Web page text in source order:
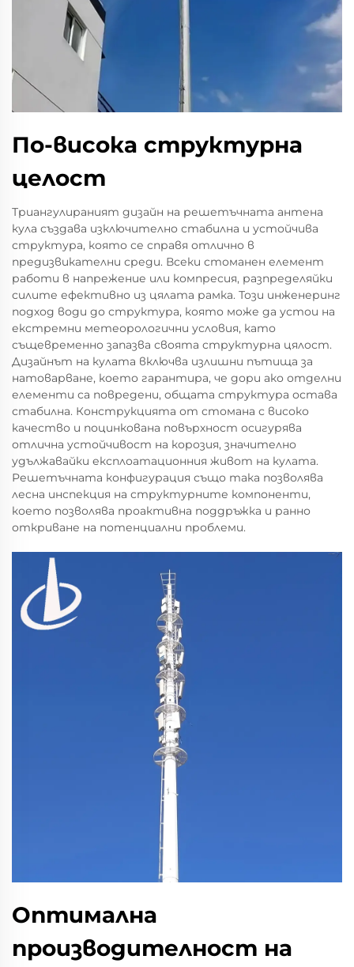
По-висока структурна
целост
Триангулираният дизайн на решетъчната антена
кула създава изключително стабилна и устойчива
структура, която се справя отлично в
предизвикателни среди. Всеки стоманен елемент
работи в напрежение или компресия, разпределяйки
силите ефективно из цялата рамка. Този инженеринг
подход води до структура, която може да устои на
екстремни метеорологични условия, като
същевременно запазва своята структурна цялост.
Дизайнът на кулата включва излишни пътища за
натоварване, което гарантира, че дори ако отделни
елементи са повредени, общата структура остава
стабилна. Конструкцията от стомана с високо
качество и поцинкована повърхност осигурява
отлична устойчивост на корозия, значително
удължавайки експлоатационния живот на кулата.
Решетъчната конфигурация също така позволява
лесна инспекция на структурните компоненти,
което позволява проактивна поддръжка и ранно
откриване на потенциални проблеми.
Оптимална
производителност на